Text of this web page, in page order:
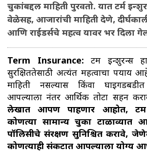
चुकांबद्दल माहिती पुरवतो. यात टर्म
वेळेसह, आजारांची माहिती देणे,
आणि राईडर्सचे महत्व यावर भर दिला
Term Insurance: टर्म इन्शुरन्स
सुरक्षिततेसाठी अत्यंत महत्वाचा पर्याय
माहिती नसल्यास किंवा
आपल्याला नंतर आर्थिक तोटा सहन
लेखात आपण पाहणार आहोत, टर्म
कोणत्या सामान्य चुका
पॉलिसीचे संरक्षण सुनिश्चित करावे,
कोणत्याही संकटात आपल्याला योग्य